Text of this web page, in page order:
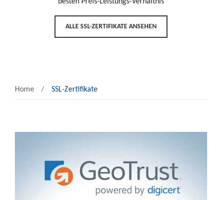
ALLE SSL-ZERTIFIKATE ANSEHEN
Home SSL-Zertifikate